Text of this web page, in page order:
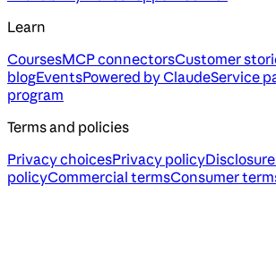
Learn
CoursesMCP connectorsCustomer
blogEventsPowered by ClaudeService
program
Terms and policies
Privacy choicesPrivacy policy
policyCommercial termsConsumer